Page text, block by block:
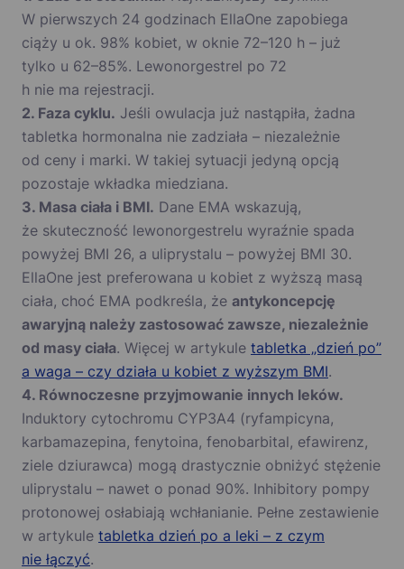
W pierwszych 24 godzinach EllaOne zapobiega
ciąży u ok. 98% kobiet, w oknie 72–120 h – już
tylko u 62–85%. Lewonorgestrel po 72
h nie ma rejestracji.
2. Faza cyklu. Jeśli owulacja już nastąpiła, żadna
tabletka hormonalna nie zadziała – niezależnie
od ceny i marki. W takiej sytuacji jedyną opcją
pozostaje wkładka miedziana.
3. Masa ciała i BMI. Dane EMA wskazują,
że skuteczność lewonorgestrelu wyraźnie spada
powyżej BMI 26, a uliprystalu – powyżej BMI 30.
EllaOne jest preferowana u kobiet z wyższą masą
ciała, choć EMA podkreśla, że antykoncepcję
awaryjną należy zastosować zawsze, niezależnie
od masy ciała. Więcej w artykule tabletka „dzień po”
a waga – czy działa u kobiet z wyższym BMI.
4. Równoczesne przyjmowanie innych leków.
Induktory cytochromu CYP3A4 (ryfampicyna,
karbamazepina, fenytoina, fenobarbital, efawirenz,
ziele dziurawca) mogą drastycznie obniżyć stężenie
uliprystalu – nawet o ponad 90%. Inhibitory pompy
protonowej osłabiają wchłanianie. Pełne zestawienie
w artykule tabletka dzień po a leki – z czym
nie łączyć.